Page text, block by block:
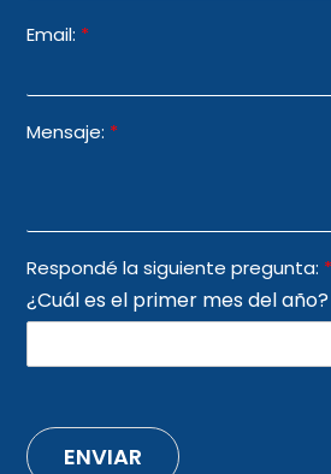
Email: *
Mensaje: *
Respondé la siguiente pregunta: *
¿Cuál es el primer mes del año?
ENVIAR